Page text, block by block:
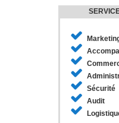
Sécurité
Audit